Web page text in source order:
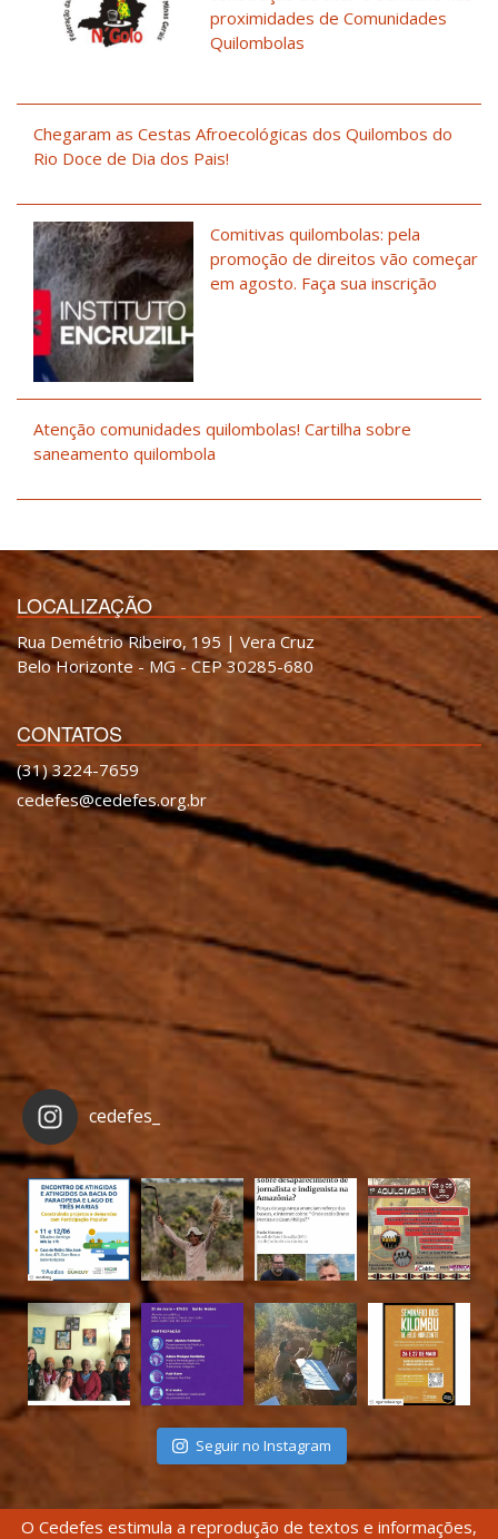
proximidades de Comunidades
Quilombolas
Chegaram as Cestas Afroecológicas dos Quilombos do
Rio Doce de Dia dos Pais!
Comitivas quilombolas: pela
promoção de direitos vão começar
em agosto. Faça sua inscrição
Atenção comunidades quilombolas! Cartilha sobre
saneamento quilombola
LOCALIZAÇÃO
Rua Demétrio Ribeiro, 195 | Vera Cruz
Belo Horizonte - MG - CEP 30285-680
CONTATOS
(31) 3224-7659
cedefes@cedefes.org.br
cedefes_
Seguir no Instagram
O Cedefes estimula a reprodução de textos e informações,